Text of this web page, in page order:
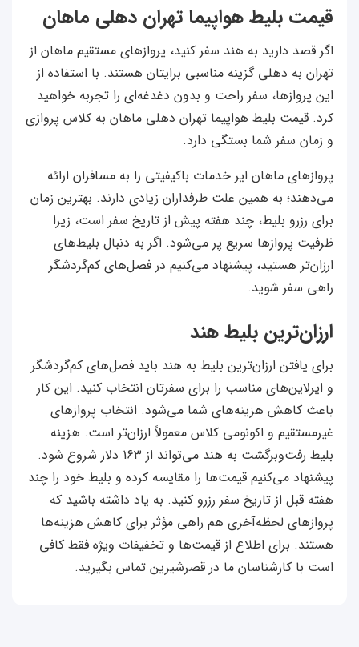
قیمت بلیط هواپیما تهران دهلی ماهان
اگر قصد دارید به هند سفر کنید، پروازهای مستقیم ماهان از
تهران به دهلی گزینه مناسبی برایتان هستند. با استفاده از
این پروازها، سفر راحت و بدون دغدغه‌ای را تجربه خواهید
کرد. قیمت بلیط هواپیما تهران دهلی ماهان به کلاس پروازی
و زمان سفر شما بستگی دارد.
پروازهای ماهان ایر خدمات باکیفیتی را به مسافران ارائه
می‌دهند؛ به همین علت طرفداران زیادی دارند. بهترین زمان
برای رزرو بلیط، چند هفته پیش از تاریخ سفر است، زیرا
ظرفیت پروازها سریع پر می‌شود. اگر به دنبال بلیط‌های
ارزان‌تر هستید، پیشنهاد می‌کنیم در فصل‌های کم‌گردشگر
راهی سفر شوید.
ارزان‌ترین بلیط هند
برای یافتن ارزان‌ترین بلیط به هند باید فصل‌های کم‌گردشگر
و ایرلاین‌های مناسب را برای سفرتان انتخاب کنید. این کار
باعث کاهش هزینه‌های شما می‌شود. انتخاب پروازهای
غیرمستقیم و اکونومی کلاس معمولاً ارزان‌تر است. هزینه
بلیط رفت‌وبرگشت به هند می‌تواند از 163 دلار شروع شود.
پیشنهاد می‌کنیم قیمت‌ها را مقایسه کرده و بلیط خود را چند
هفته قبل از تاریخ سفر رزرو کنید. به یاد داشته باشید که
پروازهای لحظه‌آخری هم راهی مؤثر برای کاهش هزینه‌ها
هستند. برای اطلاع از قیمت‌ها و تخفیفات ویژه فقط کافی
است با کارشناسان ما در قصرشیرین تماس بگیرید.